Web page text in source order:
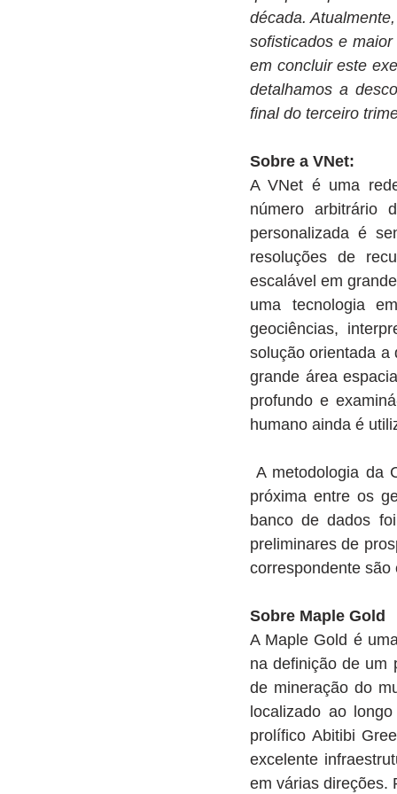
década.
sofisticados e
em concluir este
detalhamos a
final do terceiro
Sobre a VNet:
A VNet é uma
número arbitrário
personalizada é
resoluções de
escalável em
uma tecnologia
geociências,
solução orientada a
grande área
profundo e
humano ainda é
A metodologia da
próxima entre os
banco de dados
preliminares de
correspondente são
Sobre Maple Gold
A Maple Gold é
na definição de um
de mineração do
localizado ao
prolífico Abitibi
excelente
em várias direções.